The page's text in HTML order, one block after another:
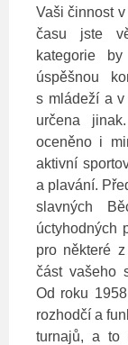
Vaši činnost
času jste
kategorie
úspěšnou
s mládeží a v
určena
oceněno i
aktivní
a plavání.
slavných
úctyhodných
pro některé
část vašeho
Od roku
rozhodčí a
turnajů, a to